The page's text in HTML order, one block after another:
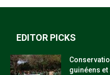
EDITOR PICKS
guinéens